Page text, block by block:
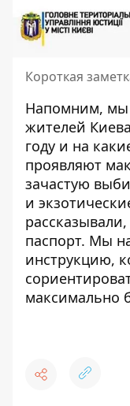
Короткая
Напомним, мы
жителей
году и на
проявляют
зачастую
и
рассказывали,
паспорт. Мы
инструкцию,
максимально